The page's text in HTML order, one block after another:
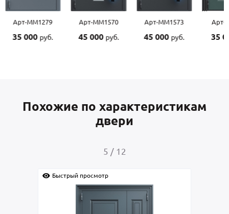
Арт-ММ1279
35 000 руб.
Арт-ММ1570
45 000 руб.
Арт-ММ1573
45 000 руб.
Арт-
35
Похожие по характеристикам
двери
5 / 12
Быстрый просмотр